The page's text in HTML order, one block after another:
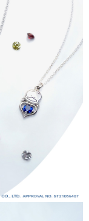
，可透過四大超商／
成。
要取消訂單，請聯絡
，需透過AFTEE先享
顯示為準，若有關於
繫「AFTEE先享後付
support/home
後付」服務完成之交
相關給付款項請求債
同意方可使用
本公司不負相關責
戶狀況，依本公司即
本公司將視審查結果